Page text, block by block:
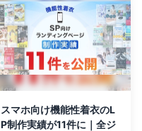
スマホ向け機能性着衣のL
P制作実績が11件に｜全ジ